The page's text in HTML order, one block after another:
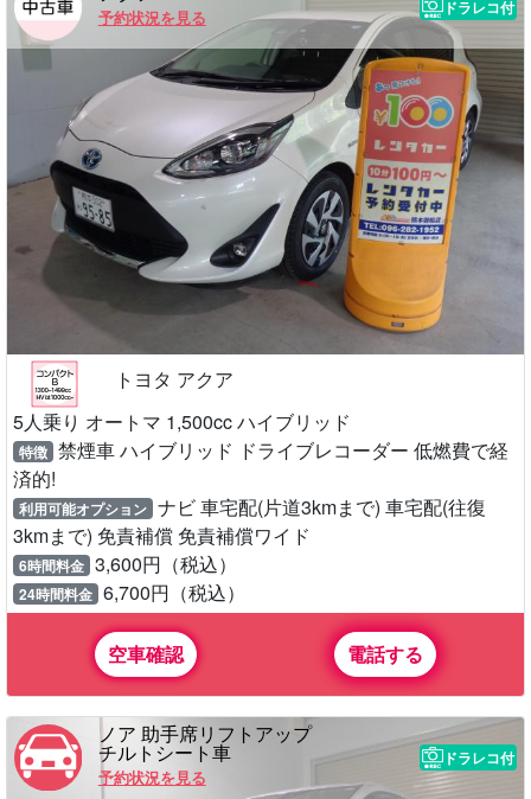
予約状況を見る
ドラレコ付
トヨタ アクア
5人乗り オートマ 1,500cc ハイブリッド
特徴 禁煙車 ハイブリッド ドライブレコーダー 低燃費で経
済的!
利用可能オプション ナビ 車宅配(片道3kmまで) 車宅配(往復
3kmまで) 免責補償 免責補償ワイド
6時間料金 3,600円（税込）
24時間料金 6,700円（税込）
空車確認 電話する
ノア 助手席リフトアップ
チルトシート車
予約状況を見る
ドラレコ付